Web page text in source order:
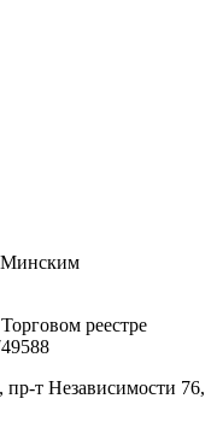
Минским
реестре
т Независимости 76,